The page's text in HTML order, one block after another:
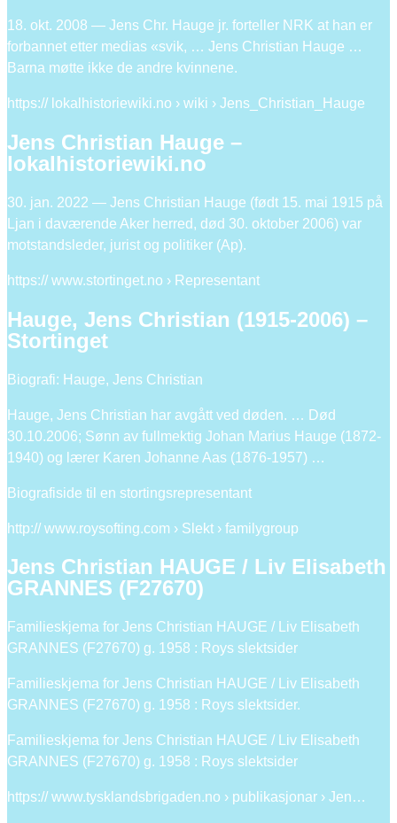
18. okt. 2008 — Jens Chr. Hauge jr. forteller NRK at han er
forbannet etter medias «svik, … Jens Christian Hauge …
Barna møtte ikke de andre kvinnene.
https:// lokalhistoriewiki.no › wiki › Jens_Christian_Hauge
Jens Christian Hauge –
lokalhistoriewiki.no
30. jan. 2022 — Jens Christian Hauge (født 15. mai 1915 på
Ljan i daværende Aker herred, død 30. oktober 2006) var
motstandsleder, jurist og politiker (Ap).
https:// www.stortinget.no › Representant
Hauge, Jens Christian (1915-2006) –
Stortinget
Biografi: Hauge, Jens Christian
Hauge, Jens Christian har avgått ved døden. … Død
30.10.2006; Sønn av fullmektig Johan Marius Hauge (1872-
1940) og lærer Karen Johanne Aas (1876-1957) …
Biografiside til en stortingsrepresentant
http:// www.roysofting.com › Slekt › familygroup
Jens Christian HAUGE / Liv Elisabeth
GRANNES (F27670)
Familieskjema for Jens Christian HAUGE / Liv Elisabeth
GRANNES (F27670) g. 1958 : Roys slektsider
Familieskjema for Jens Christian HAUGE / Liv Elisabeth
GRANNES (F27670) g. 1958 : Roys slektsider.
Familieskjema for Jens Christian HAUGE / Liv Elisabeth
GRANNES (F27670) g. 1958 : Roys slektsider
https:// www.tysklandsbrigaden.no › publikasjonar › Jen…